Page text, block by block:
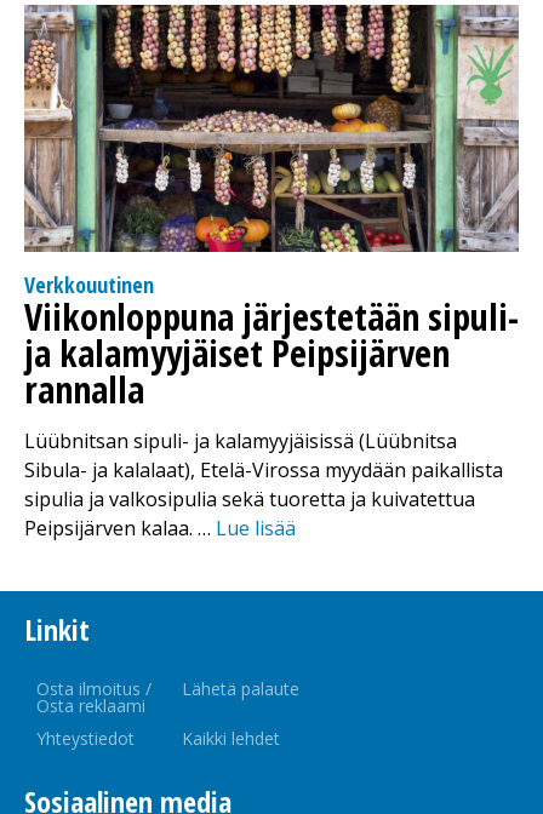
Verkkouutinen
Viikonloppuna järjestetään sipuli-
ja kalamyyjäiset Peipsijärven
rannalla
Lüübnitsan sipuli- ja kalamyyjäisissä (Lüübnitsa
Sibula- ja kalalaat), Etelä-Virossa myydään paikallista
sipulia ja valkosipulia sekä tuoretta ja kuivatettua
Peipsijärven kalaa. … Lue lisää
Linkit
Osta ilmoitus /
Osta reklaami
Lähetä palaute
Yhteystiedot Kaikki lehdet
Sosiaalinen media